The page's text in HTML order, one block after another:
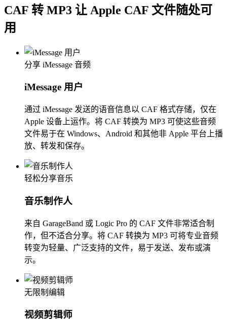
CAF 转 MP3 让 Apple CAF 文件随处可
用
分享 iMessage 音频
iMessage 用户
通过 iMessage 发送的语音信息以 CAF 格式存储，仅在
Apple 设备上运作。将 CAF 转换为 MP3 可使这些音频
文件易于在 Windows、Android 和其他非 Apple 平台上播
放、转发和保存。
轻松分享音乐
音乐制作人
来自 GarageBand 或 Logic Pro 的 CAF 文件非常适合制
作，但不适合分享。将 CAF 转换为 MP3 可将专业音频
转变为轻量、广泛支持的文件，易于发送、发布或演
示。
无限制编辑
视频剪辑师